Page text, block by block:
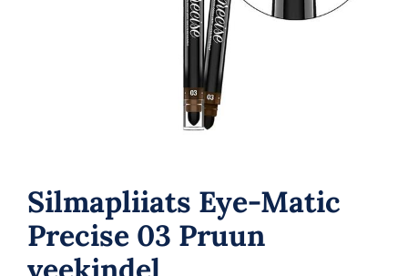
Silmapliiats Eye-Matic
Precise 03 Pruun